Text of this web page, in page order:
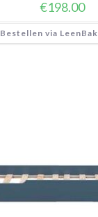
€198.00
Bestellen via